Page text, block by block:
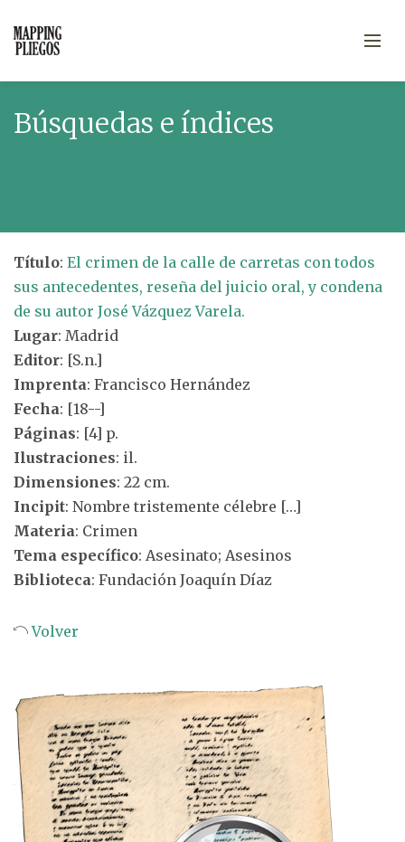
Búsquedas e índices
Título: El crimen de la calle de carretas con todos
sus antecedentes, reseña del juicio oral, y condena
de su autor José Vázquez Varela.
Lugar: Madrid
Editor: [S.n.]
Imprenta: Francisco Hernández
Fecha: [18--]
Páginas: [4] p.
Ilustraciones: il.
Dimensiones: 22 cm.
Incipit: Nombre tristemente célebre […]
Materia: Crimen
Tema específico: Asesinato; Asesinos
Biblioteca: Fundación Joaquín Díaz
Volver